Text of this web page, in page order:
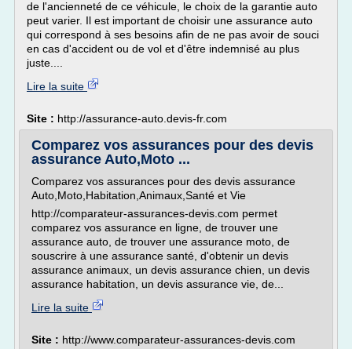
de l'ancienneté de ce véhicule, le choix de la garantie auto
peut varier. Il est important de choisir une assurance auto
qui correspond à ses besoins afin de ne pas avoir de souci
en cas d'accident ou de vol et d'être indemnisé au plus
juste....
Lire la suite
Site : http://assurance-auto.devis-fr.com
Comparez vos assurances pour des devis
assurance Auto,Moto ...
Comparez vos assurances pour des devis assurance
Auto,Moto,Habitation,Animaux,Santé et Vie
http://comparateur-assurances-devis.com permet
comparez vos assurance en ligne, de trouver une
assurance auto, de trouver une assurance moto, de
souscrire à une assurance santé, d'obtenir un devis
assurance animaux, un devis assurance chien, un devis
assurance habitation, un devis assurance vie, de...
Lire la suite
Site : http://www.comparateur-assurances-devis.com